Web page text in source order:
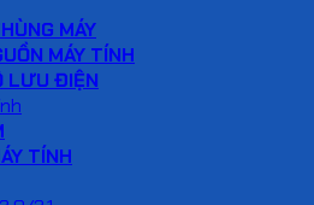
MÁY
MÁY TÍNH
LƯU ĐIỆN
TÍNH